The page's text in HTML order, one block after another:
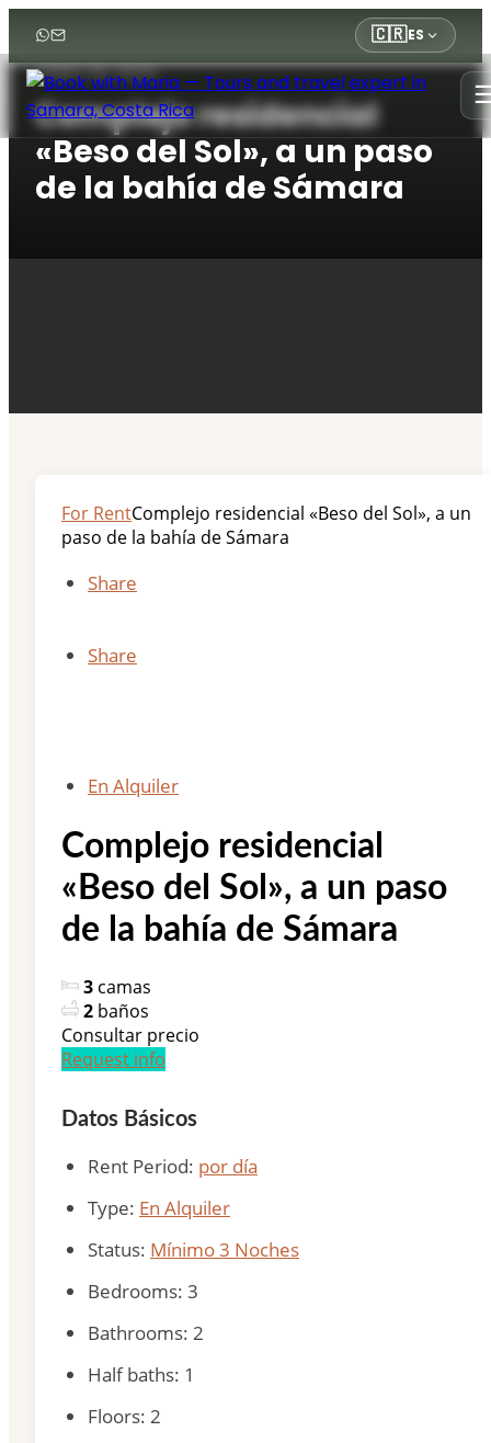
🇨🇷ES
JUNIO 29, 2026
Complejo residencial
«Beso del Sol», a un paso
de la bahía de Sámara
For RentComplejo residencial «Beso del Sol», a un
paso de la bahía de Sámara
Share
Share
En Alquiler
Complejo residencial
«Beso del Sol», a un paso
de la bahía de Sámara
3 camas
2 baños
Consultar precio
Request info
Datos Básicos
Rent Period: por día
Type: En Alquiler
Status: Mínimo 3 Noches
Bedrooms: 3
Bathrooms: 2
Half baths: 1
Floors: 2